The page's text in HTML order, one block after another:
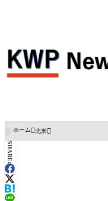
ホーム 北米
SHARE: